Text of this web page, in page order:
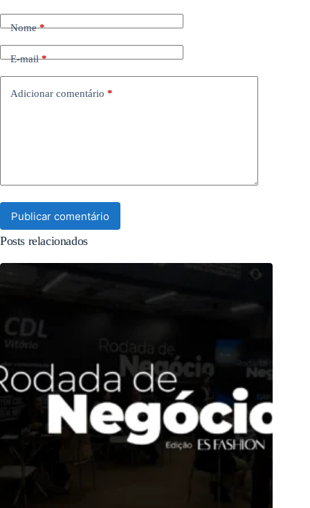
Nome*
E-mail*
Adicionar comentário *
Publicar comentário
Posts relacionados